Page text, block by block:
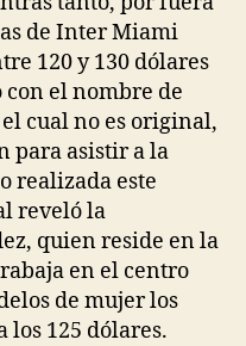
de Inter Miami
120 y 130 dólares
el nombre de
cual no es original,
para asistir a la
realizada este
reveló la
quien reside en la
en el centro
de mujer los
los 125 dólares.